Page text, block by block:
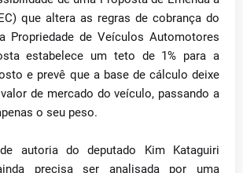
que altera as regras de cobrança do
Propriedade de Veículos Automotores
estabelece um teto de 1% para a
e prevê que a base de cálculo deixe
de mercado do veículo, passando a
o seu peso.
autoria do deputado Kim Kataguiri
precisa ser analisada por uma